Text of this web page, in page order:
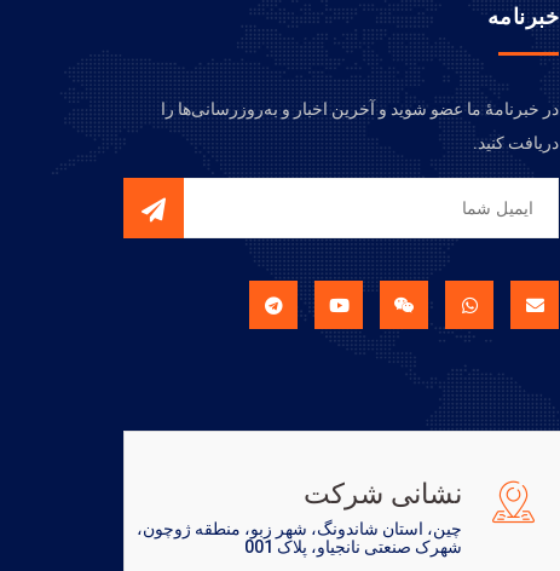
خبرنامه
در خبرنامهٔ ما عضو شوید و آخرین اخبار و به‌روزرسانی‌ها را
دریافت کنید.
نشانی شرکت
چین، استان شاندونگ، شهر زبو، منطقه ژوچون،
شهرک صنعتی نانجیاو، پلاک 001